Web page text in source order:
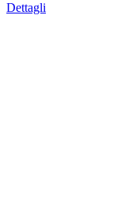
Dettagli